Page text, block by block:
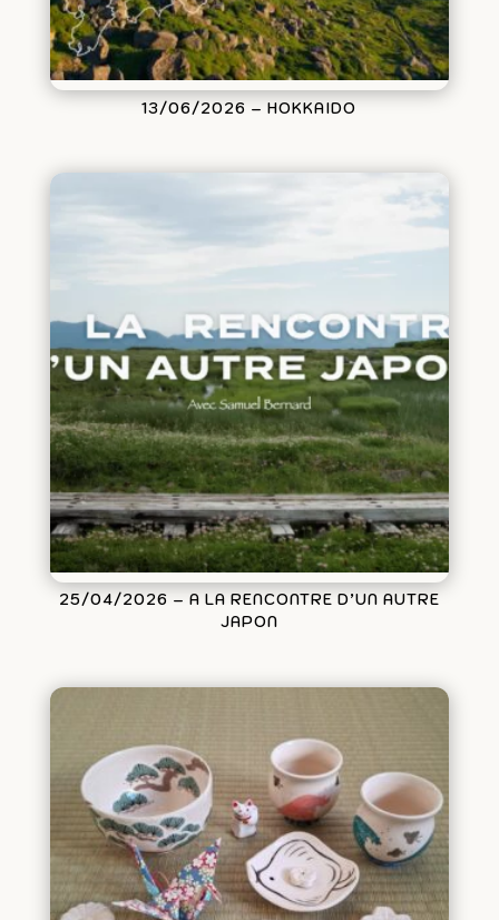
13/06/2026 – HOKKAIDO
25/04/2026 – A LA RENCONTRE D’UN AUTRE
JAPON